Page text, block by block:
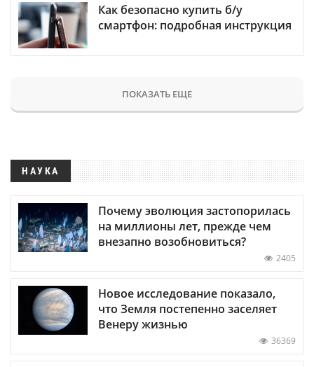
Как безопасно купить б/у
смартфон: подробная инструкция
ПОКАЗАТЬ ЕЩЕ
НАУКА
Почему эволюция застопорилась
на миллионы лет, прежде чем
внезапно возобновиться?
2405
Новое исследование показало,
что Земля постепенно заселяет
Венеру жизнью
36369